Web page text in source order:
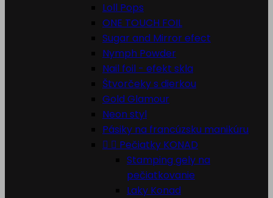
Loll Pops
ONE TOUCH FOIL
Sugar and Mirror efect
Nymph Powder
Nail foil - efekt skla
Štvorčeky s dierkou
Gold Glamour
Neon styl
Pásiky na francúzsku manikúru
  Pečiatky KONAD
Stamping gely na
pečiatkovanie
Laky Konad